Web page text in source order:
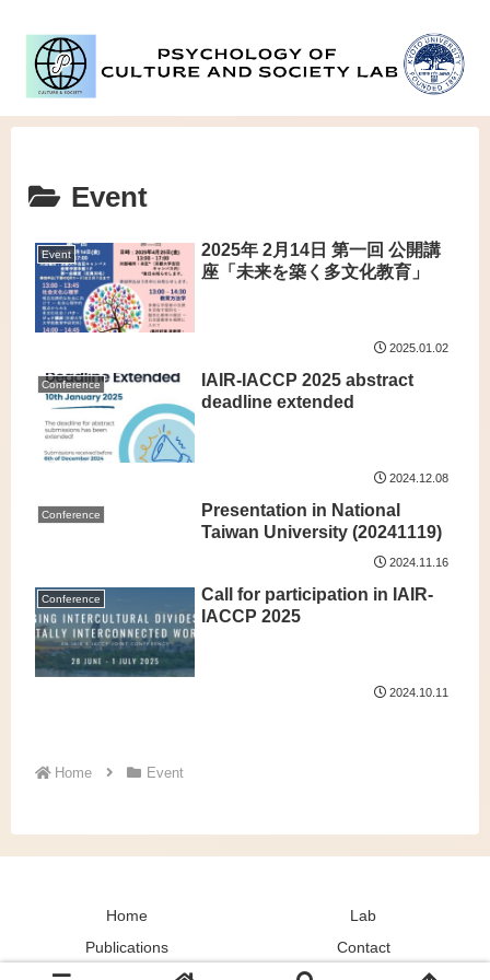
Event
Event
2025年 2月14日 第一回 公開講
座「未来を築く多文化教育」
2025.01.02
Conference
IAIR-IACCP 2025 abstract
deadline extended
2024.12.08
Conference
Presentation in National
Taiwan University (20241119)
2024.11.16
Conference
Call for participation in IAIR-
IACCP 2025
2024.10.11
Home Event
Home
Lab
Publications
Contact